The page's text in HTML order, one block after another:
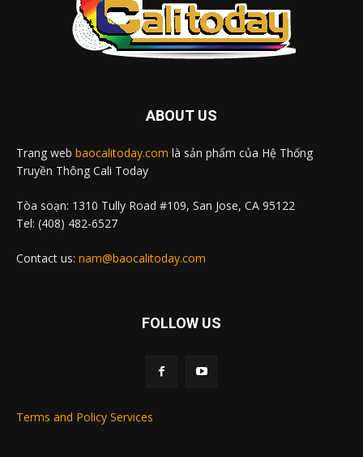
ABOUT US
Trang web baocalitoday.com là sản phẩm của Hệ Thống
Truyền Thông Cali Today
Tòa soạn: 1310 Tully Road #109, San Jose, CA 95122
Tel: (408) 482-6527
Contact us: nam@baocalitoday.com
FOLLOW US
Terms and Policy Services